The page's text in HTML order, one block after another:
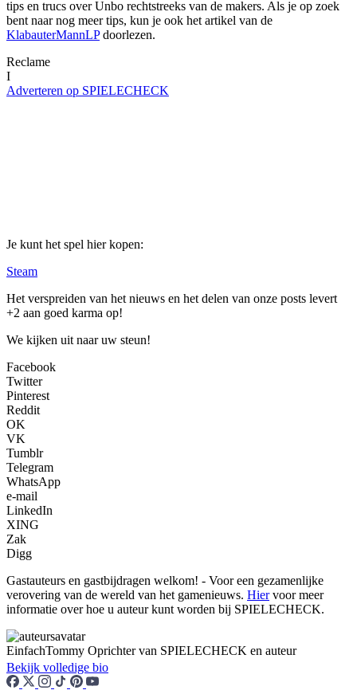
tips en trucs over Unbo rechtstreeks van de makers. Als je op zoek
bent naar nog meer tips, kun je ook het artikel van de
KlabauterMannLPdoorlezen.
Reclame
I
Adverteren op SPIELECHECK
Je kunt het spel hier kopen:
Steam
Het verspreiden van het nieuws en het delen van onze posts levert
+2 aan goed karma op!
We kijken uit naar uw steun!
Facebook
Twitter
Pinterest
Reddit
OK
VK
Tumblr
Telegram
WhatsApp
e-mail
LinkedIn
XING
Zak
Digg
Gastauteurs en gastbijdragen welkom! - Voor een gezamenlijke
verovering van de wereld van het gamenieuws. Hiervoor meer
informatie over hoe u auteur kunt worden bij SPIELECHECK.
EinfachTommy Oprichter van SPIELECHECK en auteur
Bekijk volledige bio